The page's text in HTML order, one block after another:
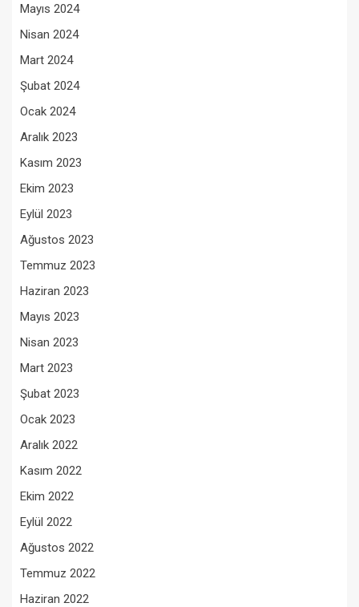
Mayıs 2024
Nisan 2024
Mart 2024
Şubat 2024
Ocak 2024
Aralık 2023
Kasım 2023
Ekim 2023
Eylül 2023
Ağustos 2023
Temmuz 2023
Haziran 2023
Mayıs 2023
Nisan 2023
Mart 2023
Şubat 2023
Ocak 2023
Aralık 2022
Kasım 2022
Ekim 2022
Eylül 2022
Ağustos 2022
Temmuz 2022
Haziran 2022